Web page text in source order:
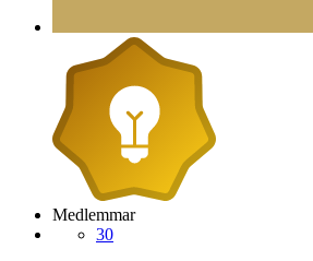
Medlemmar
30